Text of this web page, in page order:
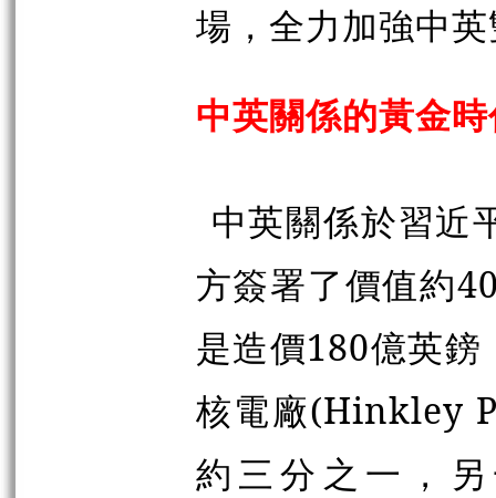
場，全力加強中
中英關係的黃金
中英關係於習近
方簽署了價值約
是造價180億英
核電廠(Hinkley
約三分之一，